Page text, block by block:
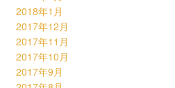
2018年1月
2017年12月
2017年11月
2017年10月
2017年9月